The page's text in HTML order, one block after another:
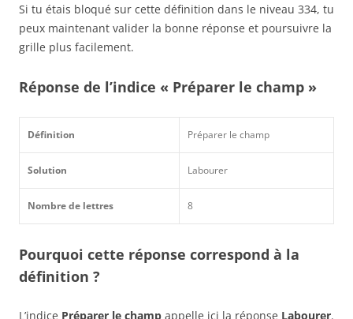
Si tu étais bloqué sur cette définition dans le niveau 334, tu
peux maintenant valider la bonne réponse et poursuivre la
grille plus facilement.
Réponse de l’indice « Préparer le champ »
Définition Préparer le champ
Solution Labourer
Nombre de lettres 8
Pourquoi cette réponse correspond à la
définition ?
L’indice Préparer le champ appelle ici la réponse Labourer.